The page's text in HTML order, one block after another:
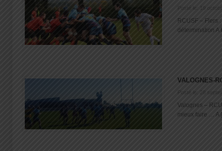
Posté le: 19
RCUSF – Flers
détermination A
VALOGNES-
Posté le: 28
Valognes –
mieux faire … A